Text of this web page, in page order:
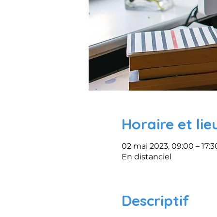
Horaire et
02 mai 2023, 09:00 –
En distanciel
Descriptif